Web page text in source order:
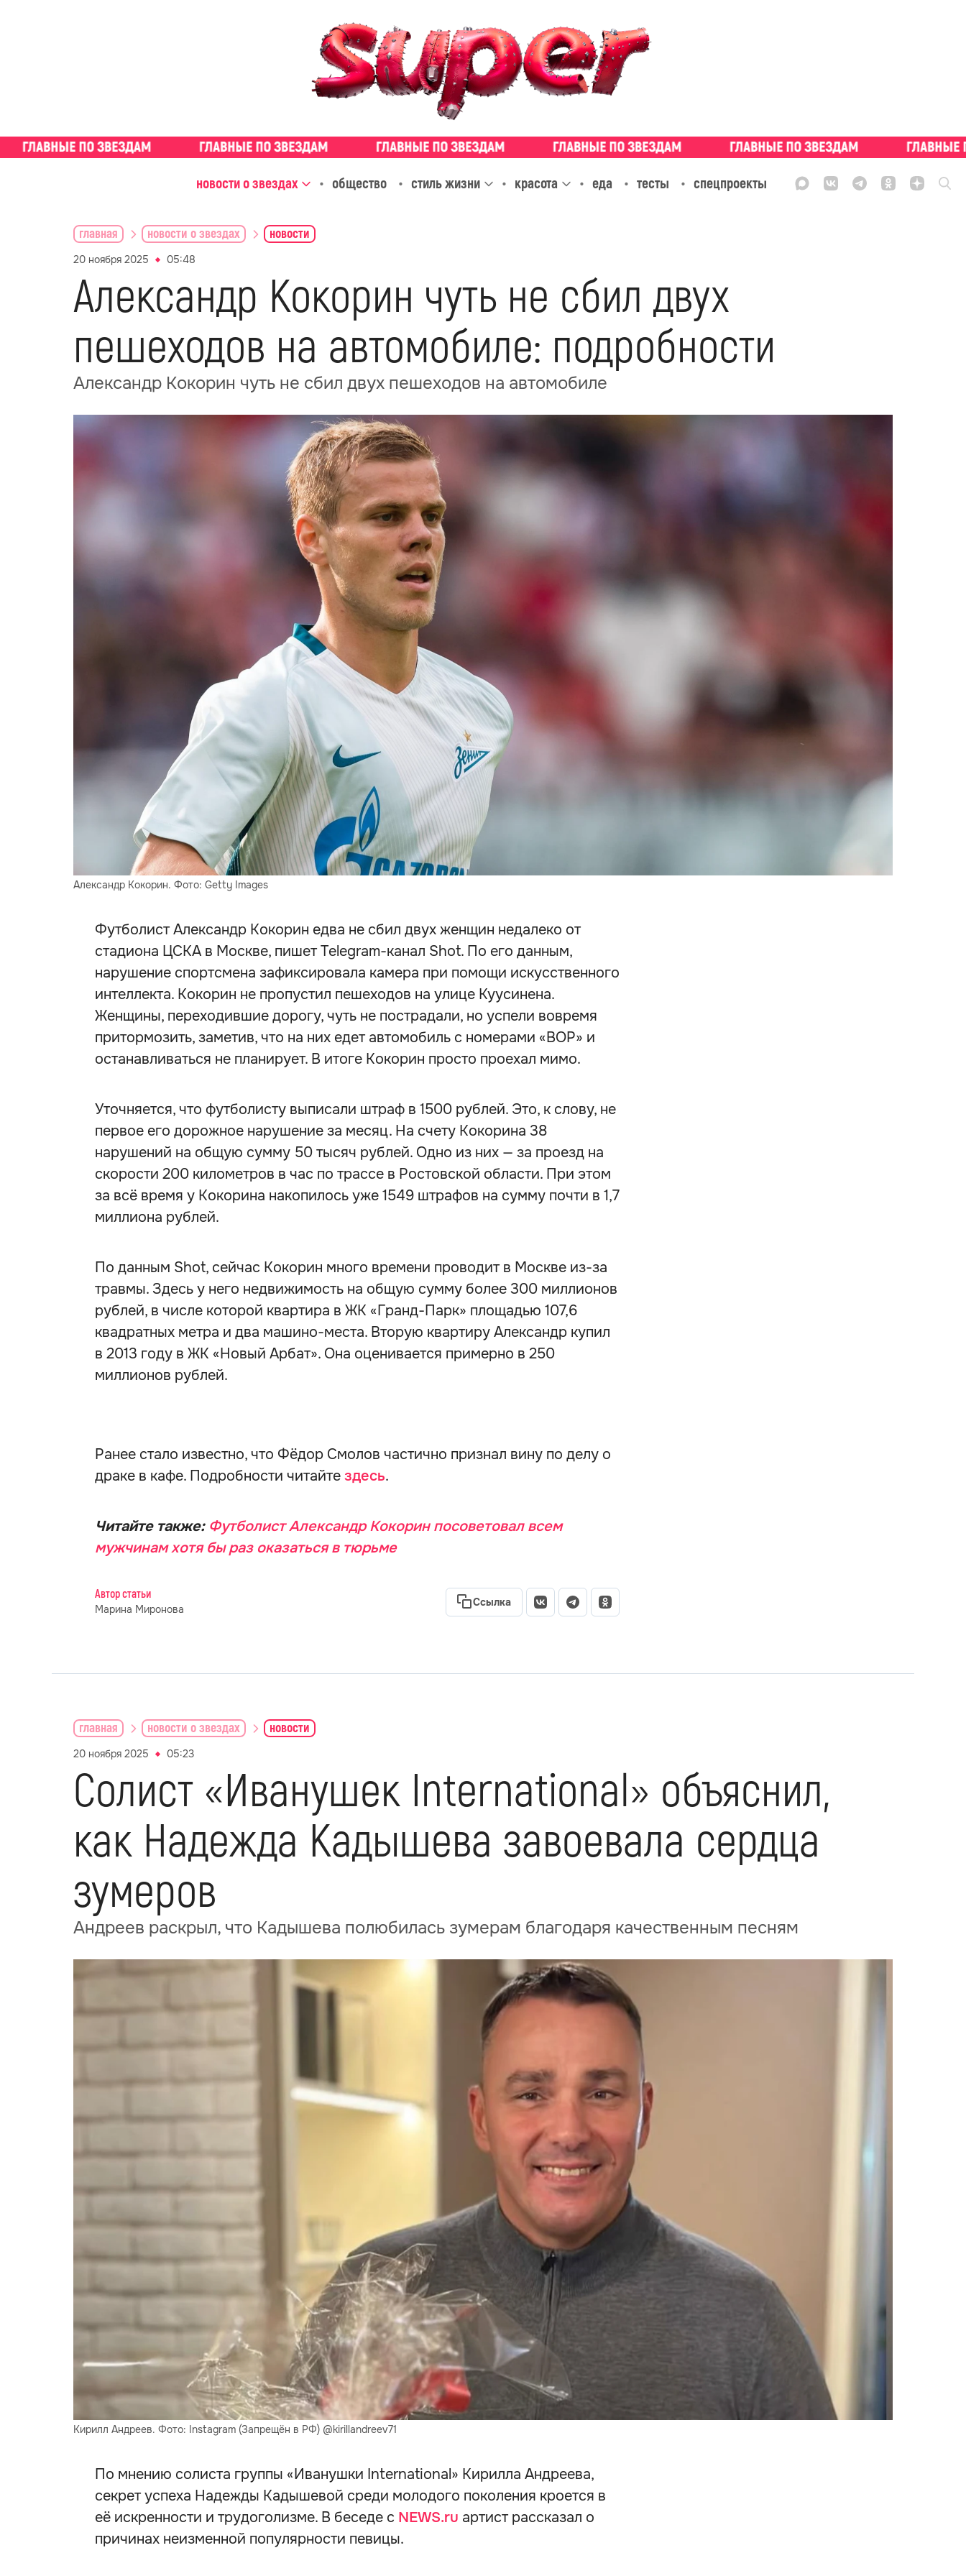
новости о звездах общество стиль жизни красота еда тесты спецпроекты
главная новости о звездах новости
20 ноября 2025 05:48
Александр Кокорин чуть не сбил двух
пешеходов на автомобиле: подробности
Александр Кокорин чуть не сбил двух пешеходов на автомобиле
Александр Кокорин. Фото: Getty Images
Футболист Александр Кокорин едва не сбил двух женщин недалеко от
стадиона ЦСКА в Москве, пишет Telegram-канал Shot. По его данным,
нарушение спортсмена зафиксировала камера при помощи искусственного
интеллекта. Кокорин не пропустил пешеходов на улице Куусинена.
Женщины, переходившие дорогу, чуть не пострадали, но успели вовремя
притормозить, заметив, что на них едет автомобиль с номерами «ВОР» и
останавливаться не планирует. В итоге Кокорин просто проехал мимо.
Уточняется, что футболисту выписали штраф в 1500 рублей. Это, к слову, не
первое его дорожное нарушение за месяц. На счету Кокорина 38
нарушений на общую сумму 50 тысяч рублей. Одно из них — за проезд на
скорости 200 километров в час по трассе в Ростовской области. При этом
за всё время у Кокорина накопилось уже 1549 штрафов на сумму почти в 1,7
миллиона рублей.
По данным Shot, сейчас Кокорин много времени проводит в Москве из-за
травмы. Здесь у него недвижимость на общую сумму более 300 миллионов
рублей, в числе которой квартира в ЖК «Гранд-Парк» площадью 107,6
квадратных метра и два машино-места. Вторую квартиру Александр купил
в 2013 году в ЖК «Новый Арбат». Она оценивается примерно в 250
миллионов рублей.
Ранее стало известно, что Фёдор Смолов частично признал вину по делу о
драке в кафе. Подробности читайте здесь.
Читайте также: Футболист Александр Кокорин посоветовал всем
мужчинам хотя бы раз оказаться в тюрьме
Автор статьи
Марина Миронова
Ссылка
главная новости о звездах новости
20 ноября 2025 05:23
Солист «Иванушек International» объяснил,
как Надежда Кадышева завоевала сердца
зумеров
Андреев раскрыл, что Кадышева полюбилась зумерам благодаря качественным песням
Кирилл Андреев. Фото: Instagram (Запрещён в РФ) @kirillandreev71
По мнению солиста группы «Иванушки International» Кирилла Андреева,
секрет успеха Надежды Кадышевой среди молодого поколения кроется в
её искренности и трудоголизме. В беседе с NEWS.ru артист рассказал о
причинах неизменной популярности певицы.